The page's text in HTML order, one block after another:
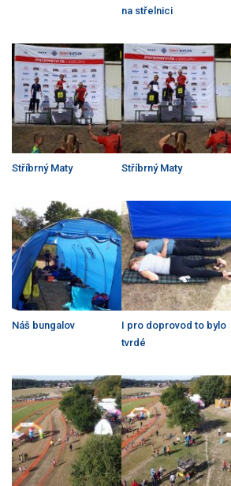
na střelnici
Stříbrný Maty Stříbrný Maty
Náš bungalov
I pro doprovod to bylo
tvrdé